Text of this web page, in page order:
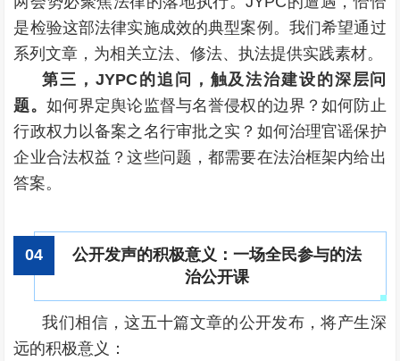
是检验这部法律实施成效的典型案例。我们希望通过
系列文章，为相关立法、修法、执法提供实践素材。
第三，JYPC的追问，触及法治建设的深层问
题。 如何界定舆论监督与名誉侵权的边界？如何防止
行政权力以备案之名行审批之实？如何治理官谣保护
企业合法权益？这些问题，都需要在法治框架内给出
答案。
04
公开发声的积极意义：一场全民参与的法
治公开课
我们相信，这五十篇文章的公开发布，将产生深
远的积极意义：